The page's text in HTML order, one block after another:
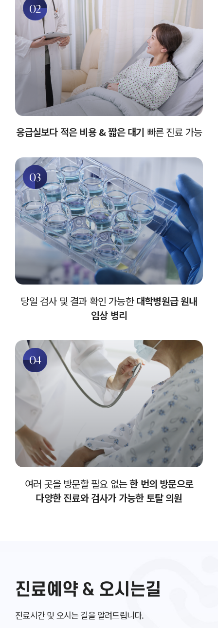
02
응급실보다 적은 비용 & 짧은 대기 빠른 진료 가능
03
당일 검사 및 결과 확인 가능한대학병원급 원내
임상 병리
04
여러 곳을 방문할 필요 없는한 번의 방문으로
다양한 진료와 검사가 가능한 토탈 의원
진료예약 & 오시는길
진료시간 및 오시는 길을 알려드립니다.